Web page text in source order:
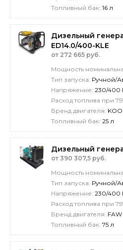
Топливный бак: 16 л
Дизельный
ED14.0/400-KLE
от 272 665 руб.
Мощность
Тип запуска: Ручной/
Напряжение: 230/400
Расход топлива при
Бренд двигателя:
Топливный бак: 25 л
Дизельный
от 390 307,5 руб.
Мощность
Тип запуска: Ручной/
Напряжение: 230/400
Расход топлива при
Бренд двигателя: FAW
Топливный бак: 75 л